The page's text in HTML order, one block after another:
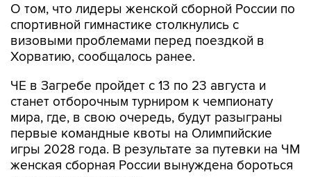
О том, что лидеры женской сборной России по
спортивной гимнастике столкнулись с
визовыми проблемами перед поездкой в
Хорватию, сообщалось ранее.
ЧЕ в Загребе пройдет с 13 по 23 августа и
станет отборочным турниром к чемпионату
мира, где, в свою очередь, будут разыграны
первые командные квоты на Олимпийские
игры 2028 года. В результате за путевки на ЧМ
женская сборная России вынуждена бороться